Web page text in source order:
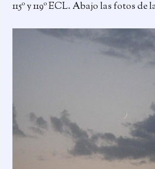
115º y 119º ECL. Abajo las fotos de